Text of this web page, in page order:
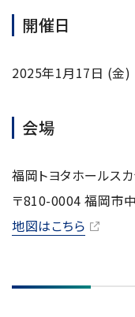
ESR周辺機器
GC-MS
LC-MS (DART-MS)
マルチイオン化-未
MultiAnalyzer
サービス＆サポート
その他
ア
コーポレートシンボル
キャリア採用
開催日
2025年1月17日 (金)
会場
福岡トヨタホールス
〒810-0004 福岡市
地図はこちら